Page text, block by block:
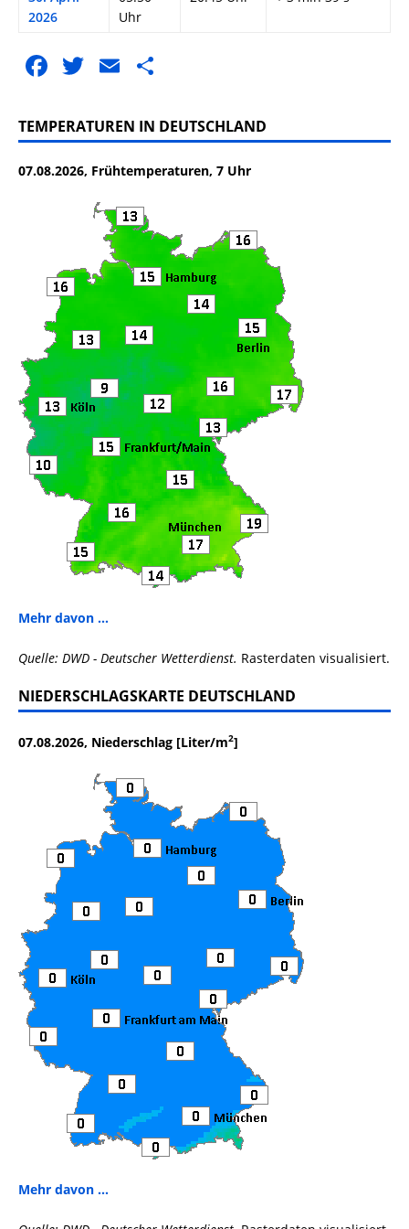
2026
Uhr
F
c
e
b
k
T
it
te
r
E
ai
l
le
n
TEMPERATUREN IN DEUTSCHLAND
07.08.2026, Frühtemperaturen, 7 Uhr
Mehr davon ...
Quelle: DWD - Deutscher Wetterdienst. Rasterdaten visualisiert.
NIEDERSCHLAGSKARTE DEUTSCHLAND
07.08.2026, Niederschlag [Liter/m2]
Mehr davon ...